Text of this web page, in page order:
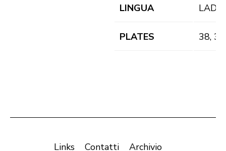
LINGUA LAD
PLATES 38, 36
Links Contatti Archivio